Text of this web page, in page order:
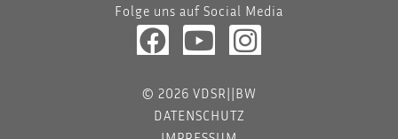
Folge uns auf Social Media
© 2026 VDSR||BW
DATENSCHUTZ